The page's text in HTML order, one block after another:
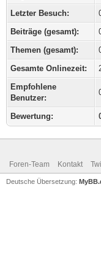
Letzter Besuch:
Beiträge (gesamt):
Themen (gesamt):
Gesamte Onlinezeit:
Empfohlene
Benutzer:
Bewertung:
Foren-Team Kontakt
Deutsche Übersetzung: